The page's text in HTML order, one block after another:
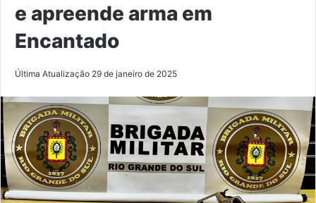
e apreende arma em
Encantado
Última Atualização 29 de janeiro de 2025